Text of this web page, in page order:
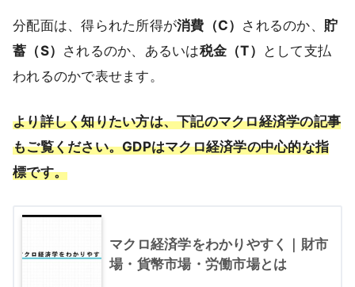
分配面は、得られた所得が消費（C） されるのか、 貯
蓄（S） されるのか、あるいは税金（T）
として支払
われるのかで表せます。
より詳しく知りたい方は、下記のマクロ経済学の記事
もご覧ください。GDPはマクロ経済学の中心的な指
標です。
マクロ経済学をわかりやすく｜財市
場・貨幣市場・労働市場とは